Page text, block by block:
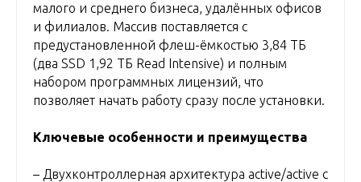
малого и среднего бизнеса, удалённых офисов
и филиалов. Массив поставляется с
предустановленной флеш-ёмкостью 3,84 ТБ
(два SSD 1,92 ТБ Read Intensive) и полным
набором программных лицензий, что
позволяет начать работу сразу после установки.
Ключевые особенности и преимущества
– Двухконтроллерная архитектура active/active с